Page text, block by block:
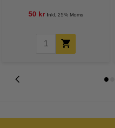
50 kr Inkl. 25% Moms